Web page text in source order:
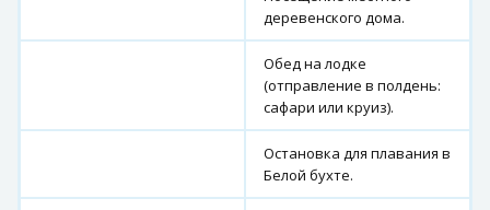
деревенского дома.
Обед на лодке
(отправление в полдень:
сафари или круиз).
Остановка для плавания в
Белой бухте.